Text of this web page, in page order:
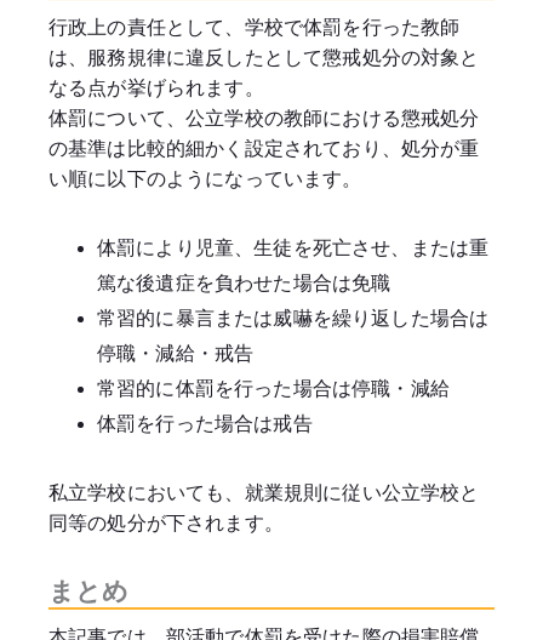
行政上の責任として、学校で体罰を行った教師
は、服務規律に違反したとして懲戒処分の対象と
なる点が挙げられます。
体罰について、公立学校の教師における懲戒処分
の基準は比較的細かく設定されており、処分が重
い順に以下のようになっています。
体罰により児童、生徒を死亡させ、または重
篤な後遺症を負わせた場合は免職
常習的に暴言または威嚇を繰り返した場合は
停職・減給・戒告
常習的に体罰を行った場合は停職・減給
体罰を行った場合は戒告
私立学校においても、就業規則に従い公立学校と
同等の処分が下されます。
まとめ